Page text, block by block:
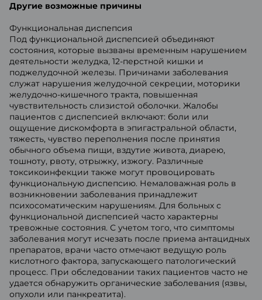
Другие возможные причины
Функциональная диспепсия
Под функциональной диспепсией объединяют
состояния, которые вызваны временным нарушением
деятельности желудка, 12-перстной кишки и
поджелудочной железы. Причинами заболевания
служат нарушения желудочной секреции, моторики
желудочно-кишечного тракта, повышенная
чувствительность слизистой оболочки. Жалобы
пациентов с диспепсией включают: боли или
ощущение дискомфорта в эпигастральной области,
тяжесть, чувство переполнения после принятия
обычного объема пищи, вздутие живота, диарею,
тошноту, рвоту, отрыжку, изжогу. Различные
токсикоинфекции также могут провоцировать
функциональную диспепсию. Немаловажная роль в
возникновении заболевания принадлежит
психосоматическим нарушениям. Для больных с
функциональной диспепсией часто характерны
тревожные состояния. С учетом того, что симптомы
заболевания могут исчезать после приема антацидных
препаратов, врачи часто отмечают ведущую роль
кислотного фактора, запускающего патологический
процесс. При обследовании таких пациентов часто не
удается обнаружить органические заболевания (язвы,
опухоли или панкреатита).